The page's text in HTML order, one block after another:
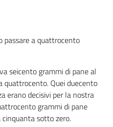
passare a quattrocento
seicento grammi di pane al
quattrocento. Quei duecento
erano decisivi per la nostra
grammi di pane
sotto zero.